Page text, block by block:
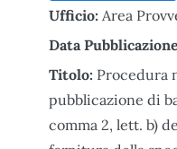
Ufficio: Area
Data
Titolo: Procedura
pubblicazione di
comma 2, lett. b)